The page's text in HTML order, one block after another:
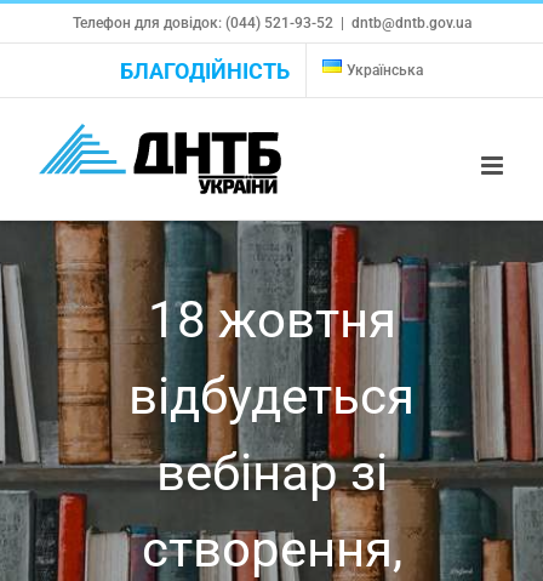
to
Телефон для довідок: (044) 521-93-52 dntb@dntb.gov.ua
БЛАГОДІЙНІСТЬ Українська
18 жовтня
відбудеться
вебінар зі
створення,